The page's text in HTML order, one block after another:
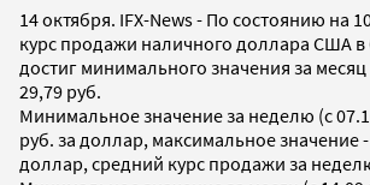
14 октября. IFX-News - По состоянию на
курс продажи наличного доллара США
достиг минимального значения за месяц
29,79 руб.
Минимальное значение за неделю (c
руб. за доллар, максимальное значение -
доллар, cредний курс продажи за